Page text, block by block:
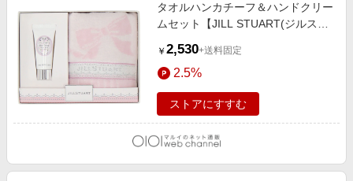
タオルハンカチーフ＆ハンドクリー
ムセット【JILL STUART(ジルスチ
￥ 2,530+送料固定
2.5%
ストアにすすむ